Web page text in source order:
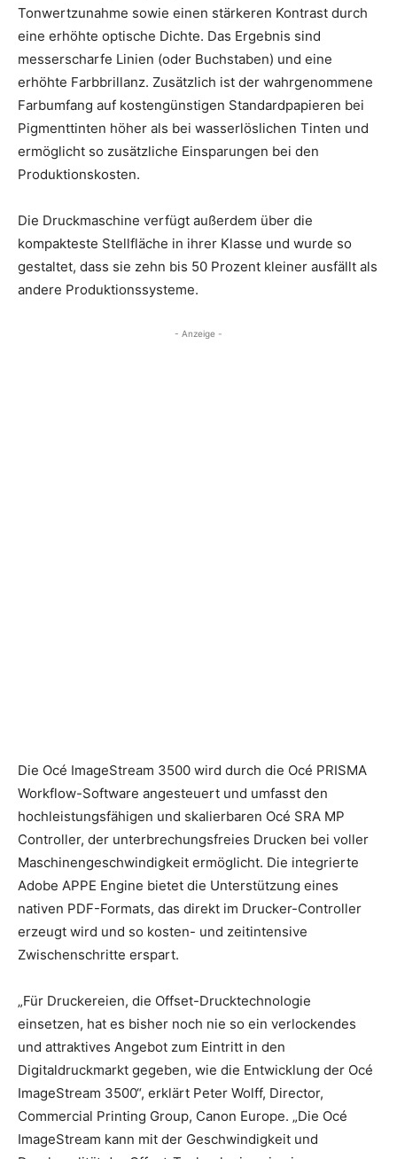
Tonwertzunahme sowie einen stärkeren Kontrast durch
eine erhöhte optische Dichte. Das Ergebnis sind
messerscharfe Linien (oder Buchstaben) und eine
erhöhte Farbbrillanz. Zusätzlich ist der wahrgenommene
Farbumfang auf kostengünstigen Standardpapieren bei
Pigmenttinten höher als bei wasserlöslichen Tinten und
ermöglicht so zusätzliche Einsparungen bei den
Produktionskosten.
Die Druckmaschine verfügt außerdem über die
kompakteste Stellfläche in ihrer Klasse und wurde so
gestaltet, dass sie zehn bis 50 Prozent kleiner ausfällt als
andere Produktionssysteme.
- Anzeige -
Die Océ ImageStream 3500 wird durch die Océ PRISMA
Workflow-Software angesteuert und umfasst den
hochleistungsfähigen und skalierbaren Océ SRA MP
Controller, der unterbrechungsfreies Drucken bei voller
Maschinengeschwindigkeit ermöglicht. Die integrierte
Adobe APPE Engine bietet die Unterstützung eines
nativen PDF-Formats, das direkt im Drucker-Controller
erzeugt wird und so kosten- und zeitintensive
Zwischenschritte erspart.
„Für Druckereien, die Offset-Drucktechnologie
einsetzen, hat es bisher noch nie so ein verlockendes
und attraktives Angebot zum Eintritt in den
Digitaldruckmarkt gegeben, wie die Entwicklung der Océ
ImageStream 3500“, erklärt Peter Wolff, Director,
Commercial Printing Group, Canon Europe. „Die Océ
ImageStream kann mit der Geschwindigkeit und